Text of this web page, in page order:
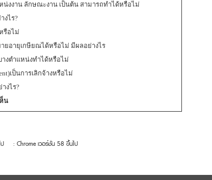
งงาน ลักษณะงาน เป็นต้น สามารถทำได้หรือไม่
งไร?
รือไม่
ยอายุเกษียณได้หรือไม่ มีผลอย่างไร
งตำแหน่งทำได้หรือไม่
เป็นการเลิกจ้างหรือไม่
งไร?
น
: Chrome เวอร์ชั่น 58 ขึ้นไป